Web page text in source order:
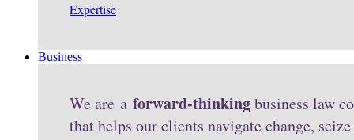
Expertise
Business
We are a forward-thinkingbusiness law
that helps our clients navigate change,